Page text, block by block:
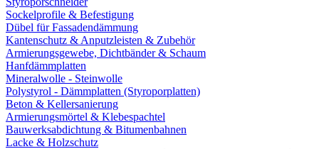
Sockelprofile & Befestigung
Dübel für Fassadendämmung
Kantenschutz & Anputzleisten & Zubehör
Armierungsgewebe, Dichtbänder & Schaum
Hanfdämmplatten
Mineralwolle - Steinwolle
Polystyrol - Dämmplatten (Styroporplatten)
Beton & Kellersanierung
Armierungsmörtel & Klebespachtel
Bauwerksabdichtung & Bitumenbahnen
Lacke & Holzschutz